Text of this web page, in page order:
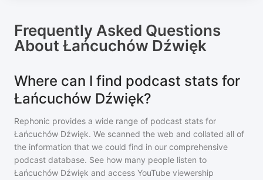
Frequently Asked Questions
About Łańcuchów Dźwięk
Where can I find podcast stats for
Łańcuchów Dźwięk?
Rephonic provides a wide range of podcast stats for
Łańcuchów Dźwięk. We scanned the web and collated all of
the information that we could find in our comprehensive
podcast database. See how many people listen to
Łańcuchów Dźwięk and access YouTube viewership